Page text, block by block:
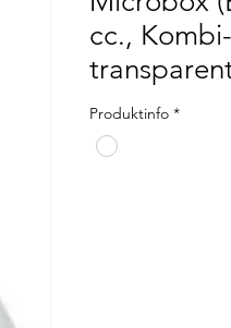
cc.,
Produktinfo *